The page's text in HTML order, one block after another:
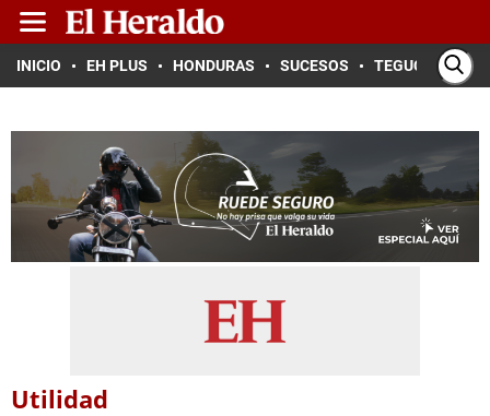
INICIO EH PLUS HONDURAS SUCESOS TEGUCIGALPA
Utilidad